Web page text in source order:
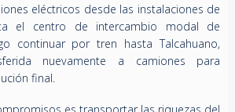
eléctricos desde las instalaciones de
el centro de intercambio modal de
continuar por tren hasta Talcahuano,
nuevamente a camiones para
final.